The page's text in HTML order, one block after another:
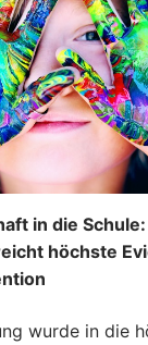
in die
höchste
wurde in die